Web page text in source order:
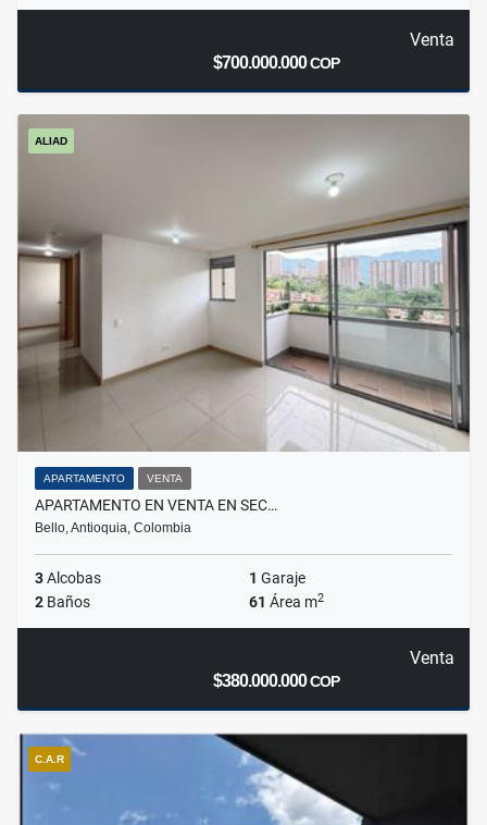
Venta
$700.000.000COP
ALIAD
APARTAMENTO VENTA
APARTAMENTO EN VENTA EN SEC…
Bello, Antioquia, Colombia
3Alcobas 1 Garaje
2 Baños 61 Área m2
Venta
$380.000.000COP
C.A.R